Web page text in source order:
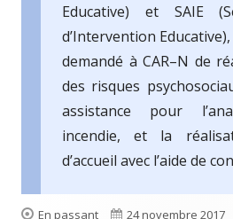
nouvelle
fenêtre
Educative) et SAIE
d’Intervention
demandé à CAR–N de
des risques
assistance pour
incendie, et la
d’accueil avec l’aide de
Format
En passant
Publié
24 novembre 2017